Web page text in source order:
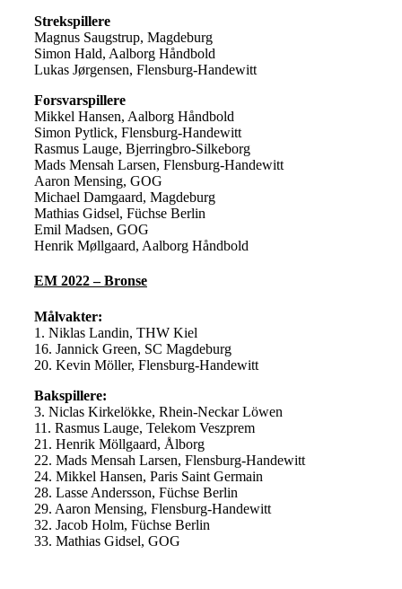
Strekspillere
Magnus Saugstrup, Magdeburg
Simon Hald, Aalborg Håndbold
Lukas Jørgensen, Flensburg-Handewitt
Forsvarspillere
Mikkel Hansen, Aalborg Håndbold
Simon Pytlick, Flensburg-Handewitt
Rasmus Lauge, Bjerringbro-Silkeborg
Mads Mensah Larsen, Flensburg-Handewitt
Aaron Mensing, GOG
Michael Damgaard, Magdeburg
Mathias Gidsel, Füchse Berlin
Emil Madsen, GOG
Henrik Møllgaard, Aalborg Håndbold
EM 2022 – Bronse
Målvakter:
1. Niklas Landin, THW Kiel
16. Jannick Green, SC Magdeburg
20. Kevin Möller, Flensburg-Handewitt
Bakspillere:
3. Niclas Kirkelökke, Rhein-Neckar Löwen
11. Rasmus Lauge, Telekom Veszprem
21. Henrik Möllgaard, Ålborg
22. Mads Mensah Larsen, Flensburg-Handewitt
24. Mikkel Hansen, Paris Saint Germain
28. Lasse Andersson, Füchse Berlin
29. Aaron Mensing, Flensburg-Handewitt
32. Jacob Holm, Füchse Berlin
33. Mathias Gidsel, GOG